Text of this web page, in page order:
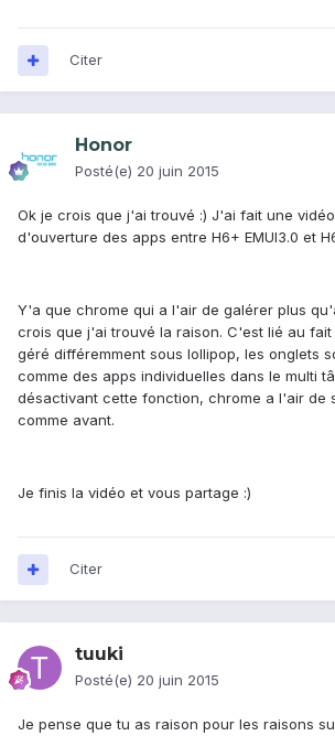
Citer
Honor
Posté(e) 20 juin 2015
Ok je crois que j'ai trouvé :) J'ai fait une
d'ouverture des apps entre H6+ EMUI3.0 et H6
Y'a que chrome qui a l'air de galérer plus
crois que j'ai trouvé la raison. C'est lié au
géré différemment sous lollipop, les onglets
comme des apps individuelles dans le multi
désactivant cette fonction, chrome a l'air de
comme avant.
Je finis la vidéo et vous partage :)
Citer
tuuki
Posté(e) 20 juin 2015
Je pense que tu as raison pour les raisons